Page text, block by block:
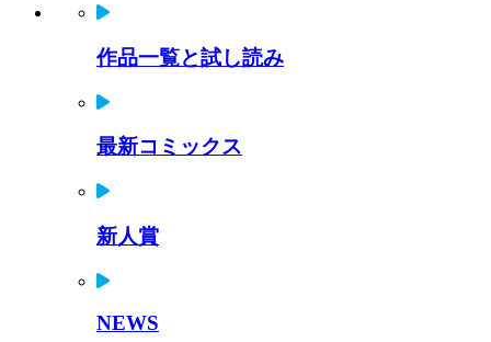
作品一覧と試し読み
最新コミックス
新人賞
NEWS